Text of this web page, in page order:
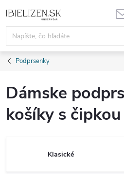
na
obsah
Podprsenky
Dámske
košíky s
Klasické